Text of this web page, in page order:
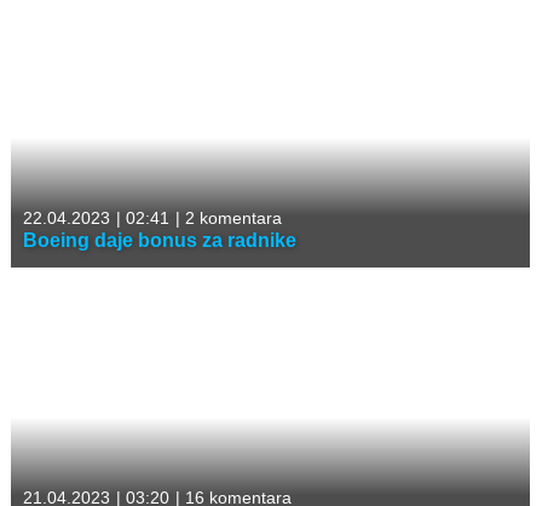
22.04.2023 | 02:41 | 2 komentara
Boeing daje bonus za radnike
21.04.2023 | 03:20 | 16 komentara